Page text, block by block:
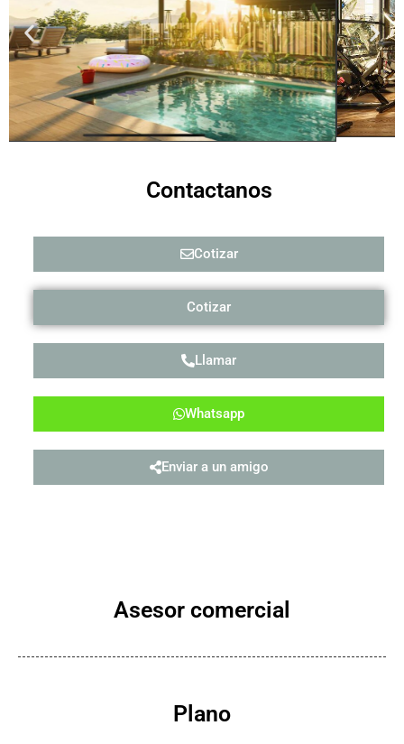
Plano
Asesor comercial
Contactanos
Cotizar
Cotizar
Llamar
Whatsapp
Enviar a un amigo